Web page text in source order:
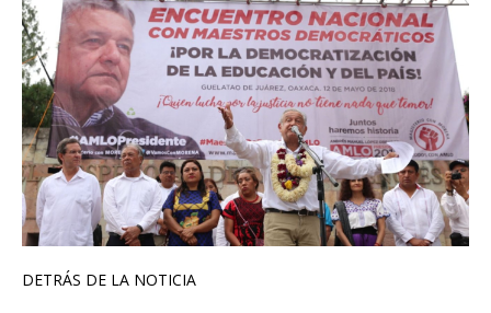
DETRÁS DE LA NOTICIA